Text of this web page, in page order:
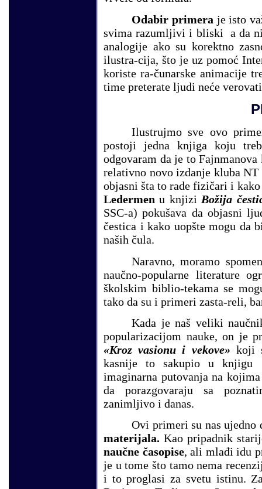
Odabir primera je isto
svima razumljivi i bliski a da
analogije ako su korektno
ilustra-cija, što je uz pomoć
koriste ra-čunarske animacije
time preterate ljudi neće
Ilustrujmo sve ovo
postoji jedna knjiga koju
odgovaram da je to Fajnmanova
relativno novo izdanje kluba NT
objasni šta to rade fizičari i
Ledermen u knjiziBožija
SSC-a) pokušava da objasni
čestica i kako uopšte mogu da
naših čula.
Naravno, moramo
naučno-popularne literature
školskim biblio-tekama se
tako da su i primeri zasta-reli,
Kada je naš veliki
popularizacijom nauke, on je
«Kroz vasionu i vekove» koji
kasnije to sakupio u knjigu
imaginarna putovanja na
da porazgovaraju sa
zanimljivo i danas.
Ovi primeri su nas
materijala. Kao pripadnik
naučne časopise, ali mlađi idu
je u tome što tamo nema
i to proglasi za svetu istinu.